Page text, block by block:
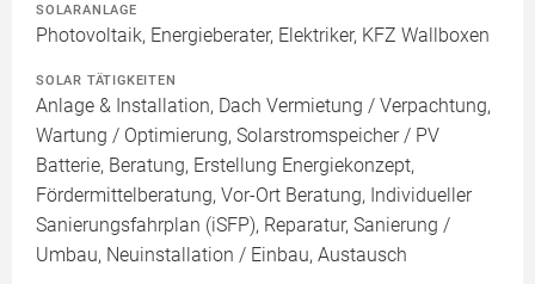
SOLARANLAGE
Photovoltaik, Energieberater, Elektriker, KFZ Wallboxen
SOLAR TÄTIGKEITEN
Anlage & Installation, Dach Vermietung / Verpachtung,
Wartung / Optimierung, Solarstromspeicher / PV
Batterie, Beratung, Erstellung Energiekonzept,
Fördermittelberatung, Vor-Ort Beratung, Individueller
Sanierungsfahrplan (iSFP), Reparatur, Sanierung /
Umbau, Neuinstallation / Einbau, Austausch